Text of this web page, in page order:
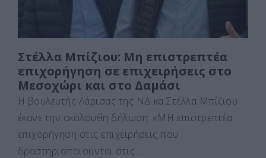
Στέλλα Μπίζιου: Μη επιστρεπτέα
επιχορήγηση σε επιχειρήσεις στο
Μεσοχώρι και στο Δαμάσι
Η βουλευτής Λάρισας της ΝΔ κα Στέλλα Μπίζιου
έκανε την ακόλουθη δήλωση: «ΜΗ επιστρεπτέα
επιχορήγηση στις επιχειρήσεις που
δραστηριοποιούνται στις …